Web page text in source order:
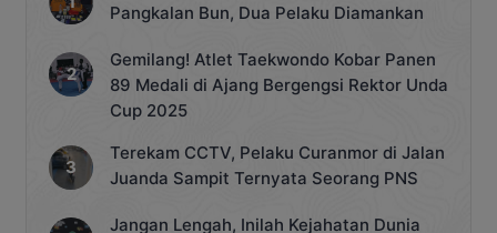
Pangkalan Bun, Dua Pelaku Diamankan
Gemilang! Atlet Taekwondo Kobar Panen
89 Medali di Ajang Bergengsi Rektor Unda
Cup 2025
Terekam CCTV, Pelaku Curanmor di Jalan
Juanda Sampit Ternyata Seorang PNS
Jangan Lengah, Inilah Kejahatan Dunia